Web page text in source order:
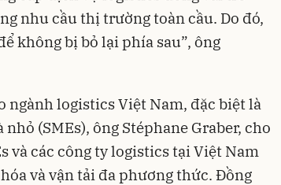
nhu cầu thị trường toàn cầu. Do đó,
không bị bỏ lại phía sau”, ông
ngành logistics Việt Nam, đặc biệt là
(SMEs), ông Stéphane Graber, cho
và các công ty logistics tại Việt Nam
và vận tải đa phương thức. Đồng